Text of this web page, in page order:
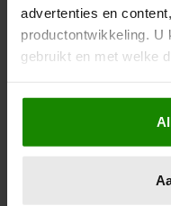
advertenties en
productontwikkeling. U
gebruikt en met welke
Als u het toestaat,
Informatie
locatie, die tot een
scannen op